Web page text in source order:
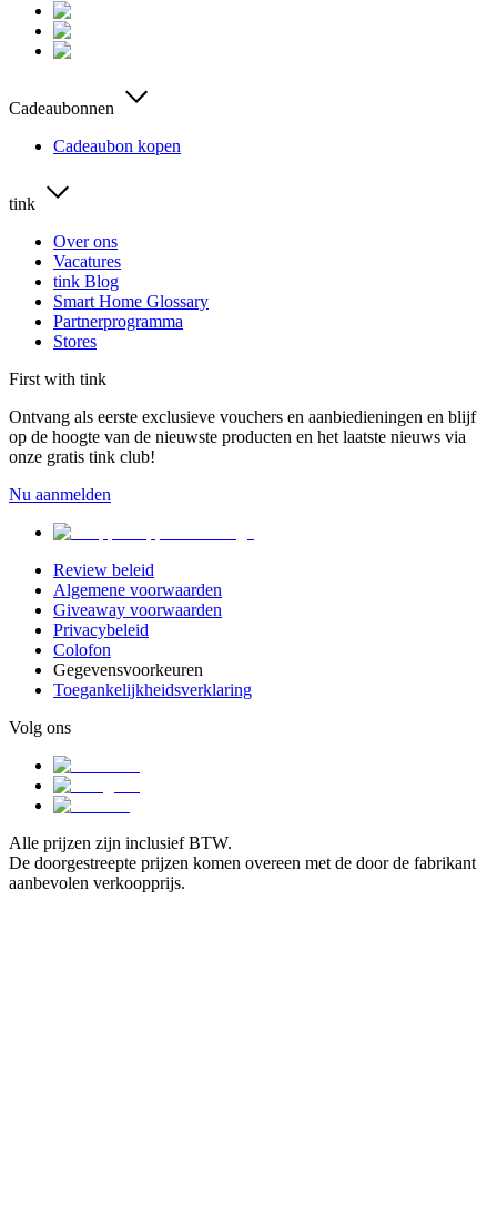
Cadeaubonnen
Cadeaubon kopen
tink
Over ons
Vacatures
tink Blog
Smart Home Glossary
Partnerprogramma
Stores
First with tink
Ontvang als eerste exclusieve vouchers en aanbiedieningen en blijf
op de hoogte van de nieuwste producten en het laatste nieuws via
onze gratis tink club!
Nu aanmelden
Review beleid
Algemene voorwaarden
Giveaway voorwaarden
Privacybeleid
Colofon
Gegevensvoorkeuren
Toegankelijkheidsverklaring
Volg ons
Alle prijzen zijn inclusief BTW.
De doorgestreepte prijzen komen overeen met de door de fabrikant
aanbevolen verkoopprijs.